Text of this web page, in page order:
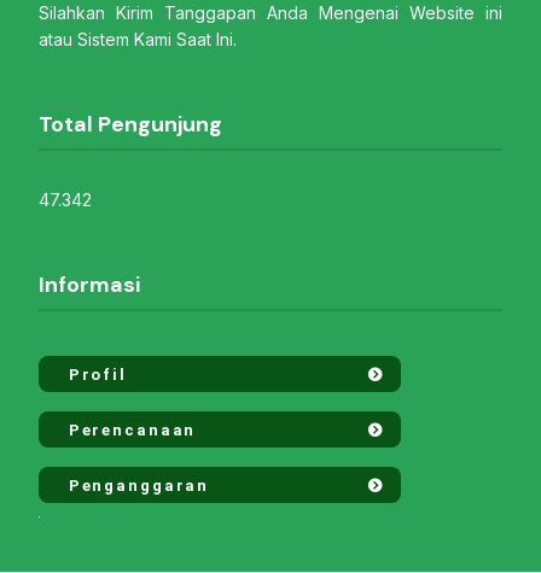
Silahkan Kirim Tanggapan Anda Mengenai Website ini
atau Sistem Kami Saat Ini.
Total Pengunjung
47.342
Informasi
Profil
Perencanaan
Penganggaran